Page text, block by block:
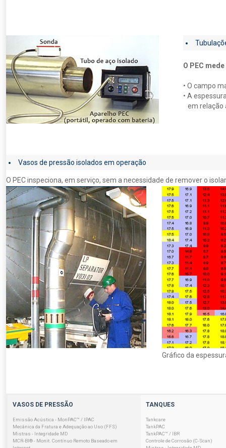
O PEC
• O campo
• A
em relação
Vasos de pressão isolados em operação
O PEC inspeciona, em serviço, sem a necessidade de remover o
Gráfico da
VASOS DE PRESSÃO
Emissão Acústica - MonPAC™ / IPAC
Mecânica da Fratura e Adequação ao Uso (FFS)
Mistras - Integridade MD
MCR-BI® - Monit. Contínuo Remoto Baseado em
TANQUES
Tankcare
TankPAC
TankPAC™ / IBR
Controle de Corrosão (C-Scan)